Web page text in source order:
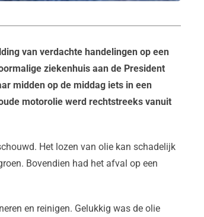
van verdachte handelingen op een
ziekenhuis aan de President
midden op de middag iets in een
motorolie werd rechtstreeks vanuit
Het lozen van olie kan schadelijk
Bovendien had het afval op een
en reinigen. Gelukkig was de olie